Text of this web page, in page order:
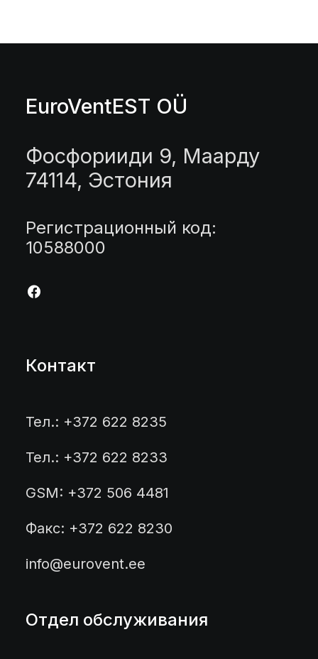
EuroVentEST OÜ
Фосфорииди 9, Маарду
74114, Эстония
Регистрационный код:
10588000
Контакт
Тел.: +372 622 8235
Тел.: +372 622 8233
GSM: +372 506 4481
Факс: +372 622 8230
info@eurovent.ee
Отдел обслуживания